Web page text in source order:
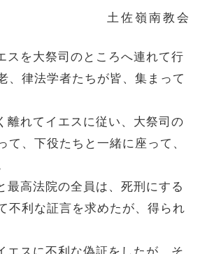
土佐嶺南教会
スを大祭司のところへ連れて行
、律法学者たちが皆、集まって
離れてイエスに従い、大祭司の
て、下役たちと一緒に座って、
最高法院の全員は、死刑にする
不利な証言を求めたが、得られ
エスに不利な偽証をしたが、そ